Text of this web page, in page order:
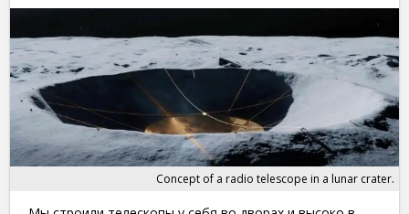
Concept of a radio telescope in a lunar crater.